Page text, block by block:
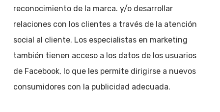
reconocimiento de la marca. y/o desarrollar
relaciones con los clientes a través de la atención
social al cliente. Los especialistas en marketing
también tienen acceso a los datos de los usuarios
de Facebook, lo que les permite dirigirse a nuevos
consumidores con la publicidad adecuada.